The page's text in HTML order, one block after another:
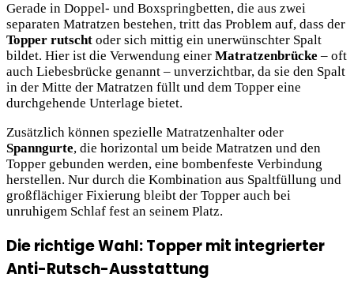
Gerade in Doppel- und Boxspringbetten, die aus zwei
separaten Matratzen bestehen, tritt das Problem auf, dass der
Topper rutscht oder sich mittig ein unerwünschter Spalt
bildet. Hier ist die Verwendung einer Matratzenbrücke – oft
auch Liebesbrücke genannt – unverzichtbar, da sie den Spalt
in der Mitte der Matratzen füllt und dem Topper eine
durchgehende Unterlage bietet.
Zusätzlich können spezielle Matratzenhalter oder
Spanngurte, die horizontal um beide Matratzen und den
Topper gebunden werden, eine bombenfeste Verbindung
herstellen. Nur durch die Kombination aus Spaltfüllung und
großflächiger Fixierung bleibt der Topper auch bei
unruhigem Schlaf fest an seinem Platz.
Die richtige Wahl: Topper mit integrierter
Anti-Rutsch-Ausstattung